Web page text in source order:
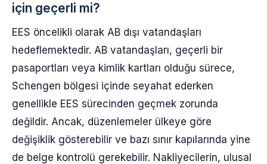
için geçerli mi?
EES öncelikli olarak AB dışı vatandaşları
hedeflemektedir. AB vatandaşları, geçerli bir
pasaportları veya kimlik kartları olduğu sürece,
Schengen bölgesi içinde seyahat ederken
genellikle EES sürecinden geçmek zorunda
değildir. Ancak, düzenlemeler ülkeye göre
değişiklik gösterebilir ve bazı sınır kapılarında yine
de belge kontrolü gerekebilir. Nakliyecilerin, ulusal